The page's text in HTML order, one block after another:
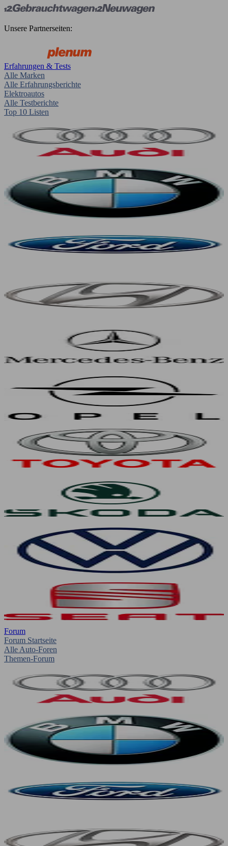
Unsere Partnerseiten:
Erfahrungen & Tests
Alle Marken
Alle Erfahrungsberichte
Elektroautos
Alle Testberichte
Top 10 Listen
Forum
Forum Startseite
Alle Auto-Foren
Themen-Forum